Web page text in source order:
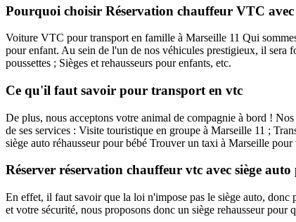
Pourquoi choisir Réservation chauffeur VTC
Voiture VTC pour transport en famille à Marseille 11 Qui
pour enfant. Au sein de l'un de nos véhicules prestigieux, il sera
poussettes ; Sièges et rehausseurs pour enfants, etc.
Ce qu'il faut savoir pour transport en vtc
De plus, nous acceptons votre animal de compagnie à bord !
de ses services : Visite touristique en groupe à Marseille 11 ;
siège auto réhausseur pour bébé Trouver un taxi à Marseille
Réserver réservation chauffeur vtc avec siège
En effet, il faut savoir que la loi n'impose pas le siège auto, donc
et votre sécurité, nous proposons donc un siège rehausseur